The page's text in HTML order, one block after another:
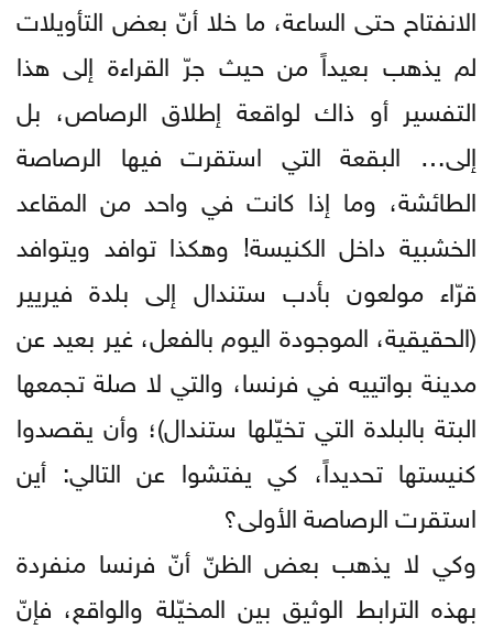
الانفتاح حتى الساعة، ما خلا أنّ بعض التأويلات
لم يذهب بعيداً من حيث جرّ القراءة إلى هذا
التفسير أو ذاك لواقعة إطلاق الرصاص، بل
إلى… البقعة التي استقرت فيها الرصاصة
الطائشة، وما إذا كانت في واحد من المقاعد
الخشبية داخل الكنيسة! وهكذا توافد ويتوافد
قرّاء مولعون بأدب ستندال إلى بلدة فيريير
(الحقيقية، الموجودة اليوم بالفعل، غير بعيد عن
مدينة بواتييه في فرنسا، والتي لا صلة تجمعها
البتة بالبلدة التي تخيّلها ستندال)؛ وأن يقصدوا
كنيستها تحديداً، كي يفتشوا عن التالي: أين
استقرت الرصاصة الأولى؟
وكي لا يذهب بعض الظنّ أنّ فرنسا منفردة
بهذه الترابط الوثيق بين المخيّلة والواقع، فإنّ